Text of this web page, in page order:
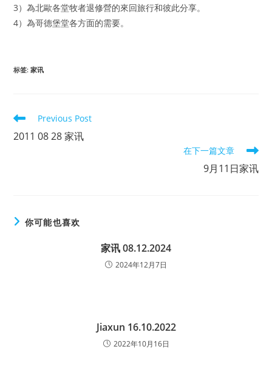
3）為北歐各堂牧者退修營的來回旅行和彼此分享。
4）為哥德堡堂各方面的需要。
标签:家讯
Read
articles
Previous Post
2011 08 28 家讯
在下一篇文章
9月11日家讯
你可能也喜欢
家讯 08.12.2024
2024年12月7日
Jiaxun 16.10.2022
2022年10月16日